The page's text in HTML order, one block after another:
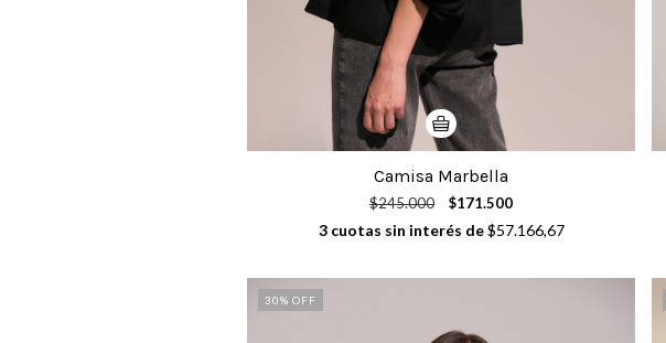
Camisa Marbella
$245.000 $171.500
3 cuotas sin interés de$57.166,67
30% OFF